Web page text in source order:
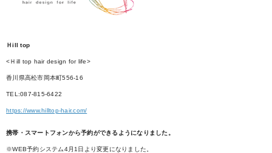
Ｈill top
<Ｈill top hair design for life>
香川県高松市岡本町556-16
TEL:087-815-6422
https://www.hilltop-hair.com/
携帯・スマートフォンから予約ができるようになりました。
※WEB予約システム4月1日より変更になりました。